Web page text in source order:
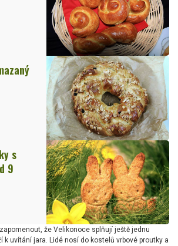
s
9
že Velikonoce splňují ještě jednu
k uvítání jara. Lidé nosí do kostelů vrbové proutky a